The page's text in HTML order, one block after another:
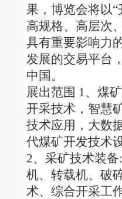
果，博览会将以
高规格、高层次
具有重要影响力
发展的交易平台
中国。
展出范围 1、煤
开采技术，智慧
技术应用，大数
代煤矿开发技术
2、采矿技术装
机、转载机、破
术、综合开采工